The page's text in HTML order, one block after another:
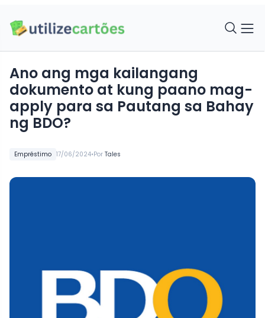
Empréstimo 17/06/2024•Por Tales
Ano ang mga kailangang
dokumento at kung paano mag-
apply para sa Pautang sa Bahay
ng BDO?